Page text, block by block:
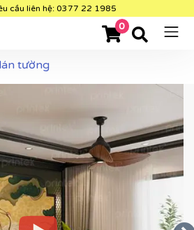
cầu liên hệ: 0377 22 1985
0
tường